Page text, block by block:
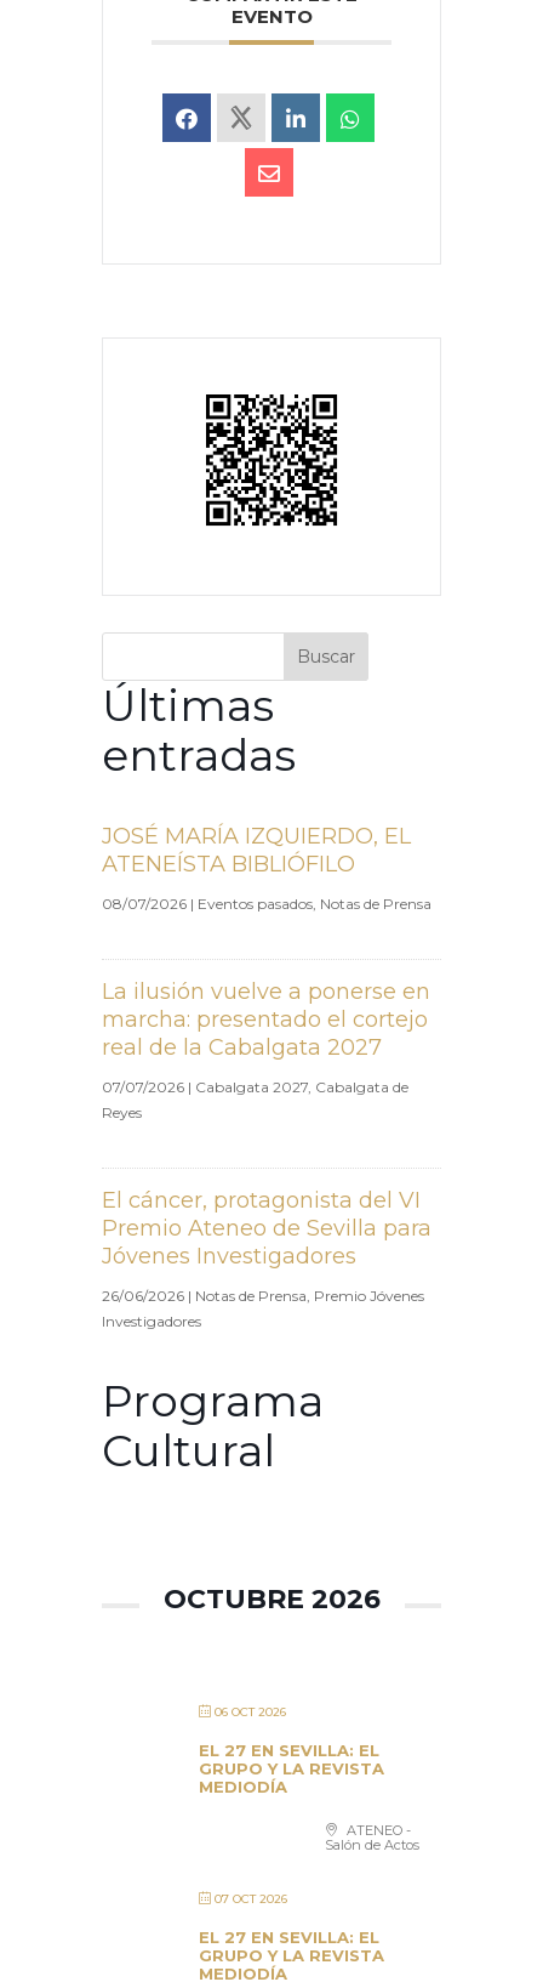
EVENTO
Buscar
Últimas
entradas
JOSÉ MARÍA IZQUIERDO, EL
ATENEÍSTA BIBLIÓFILO
08/07/2026 | Eventos pasados Notas de Prensa
La ilusión vuelve a ponerse en
marcha: presentado el cortejo
real de la Cabalgata 2027
07/07/2026 | Cabalgata 2027 Cabalgata de
Reyes
El cáncer, protagonista del VI
Premio Ateneo de Sevilla para
Jóvenes Investigadores
26/06/2026 | Notas de Prensa Premio Jóvenes
Investigadores
Programa
Cultural
OCTUBRE 2026
06 OCT 2026
EL 27 EN SEVILLA: EL
GRUPO Y LA REVISTA
MEDIODÍA
ATENEO -
Salón de Actos
07 OCT 2026
EL 27 EN SEVILLA: EL
GRUPO Y LA REVISTA
MEDIODÍA